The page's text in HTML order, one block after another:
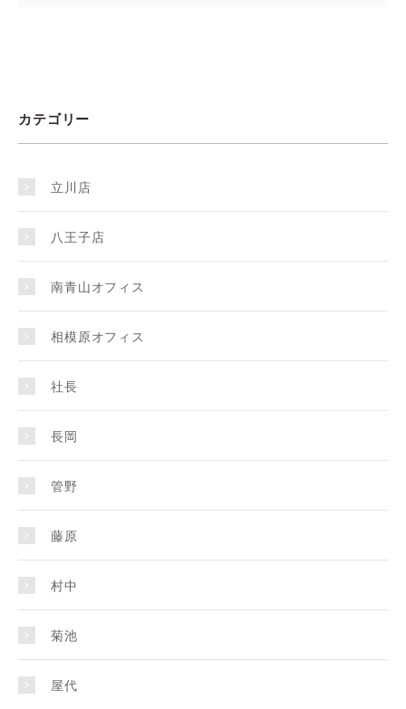
カテゴリー
立川店
八王子店
南青山オフィス
相模原オフィス
社長
長岡
管野
藤原
村中
菊池
屋代